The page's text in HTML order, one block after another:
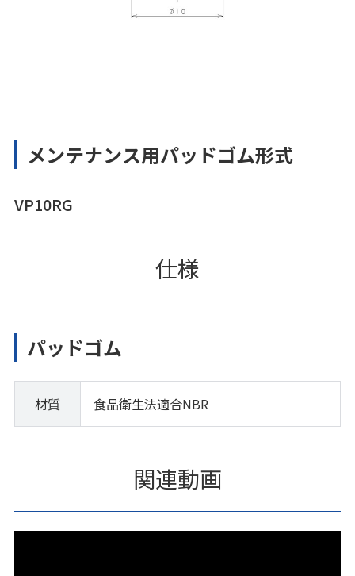
メンテナンス用パッドゴム形式
VP10RG
仕様
パッドゴム
材質 食品衛生法適合NBR
関連動画